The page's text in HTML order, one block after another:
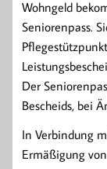
Wohngeld
Seniorenpass.
Der
Bescheids, bei
In Verbindung
Ermäßigung